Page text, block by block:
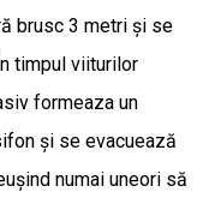
brusc 3 metri și se
timpul viiturilor
formeaza un
și se evacuează
numai uneori să